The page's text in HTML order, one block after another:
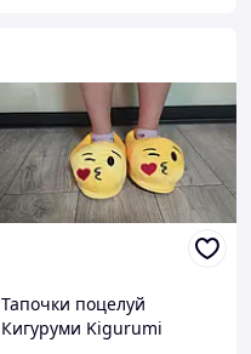
Тапочки поцелуй
Кигуруми Kigurumi